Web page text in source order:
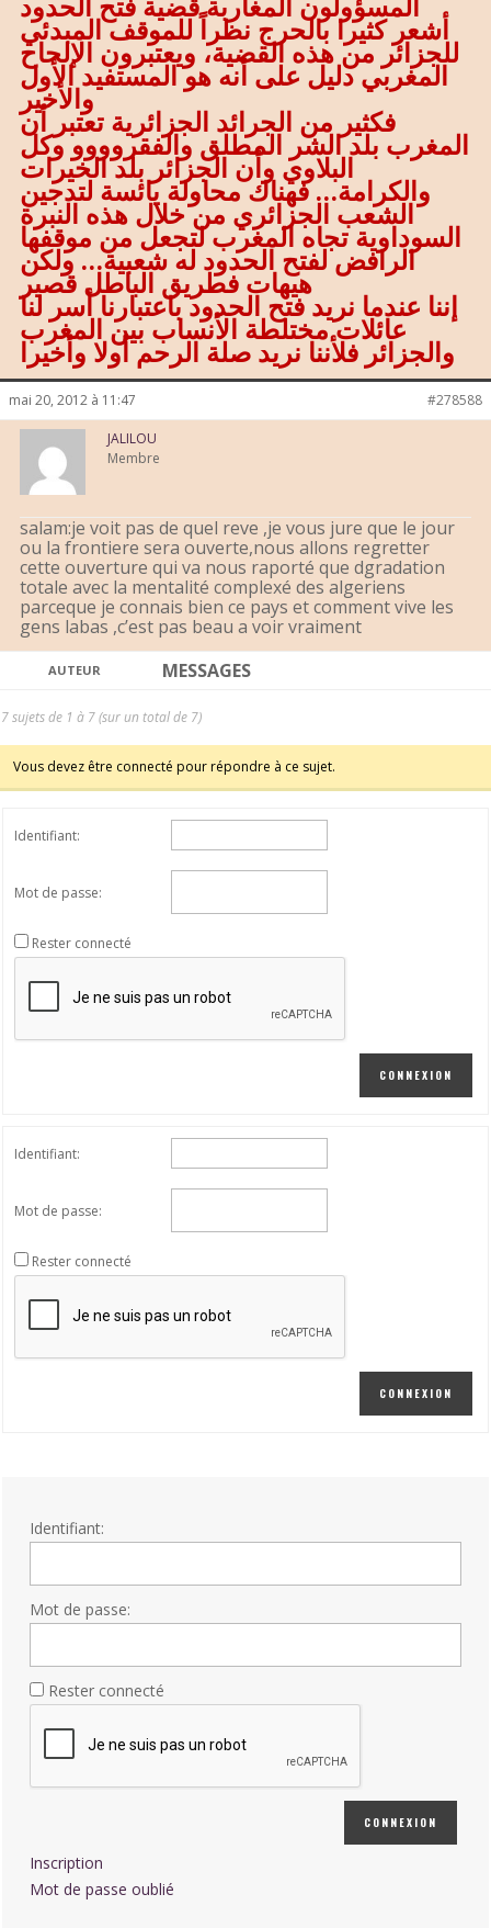
أشعر كثيرا بالحرج نظراً للموقف المبدئي
للجزائر من هذه القضية، ويعتبرون الإلحاح
المغربي دليل على أنه هو المستفيد الأول
والأخير
فكثير من الجرائد الجزائرية تعتبر أن
المغرب بلد الشر المطلق والفقروووو وكل
البلاوي وأن الجزائر بلد الخيرات
والكرامة… فهناك محاولة يائسة لتدجين
الشعب الجزائري من خلال هذه النبرة
السوداوية تجاه المغرب لتجعل من موقفها
الرافض لفتح الحدود له شعبية… ولكن
هيهات فطريق الباطل قصير
إننا عندما نريد فتح الحدود باعتبارنا أسر لنا
عائلات مختلطة الأنساب بين المغرب
والجزائر فلأننا نريد صلة الرحم أولا وأخيرا
mai 20, 2012 à 11:47 #278588
JALILOU
Membre
salam:je voit pas de quel reve ,je vous jure que le jour
ou la frontiere sera ouverte,nous allons regretter
cette ouverture qui va nous raporté que dgradation
totale avec la mentalité complexé des algeriens
parceque je connais bien ce pays et comment vive les
gens labas ,c’est pas beau a voir vraiment
AUTEUR MESSAGES
7 sujets de 1 à 7 (sur un total de 7)
Vous devez être connecté pour répondre à ce sujet.
Identifiant:
Mot de passe:
Rester connecté
CONNEXION
Identifiant:
Mot de passe:
Rester connecté
CONNEXION
Identifiant:
Mot de passe:
Rester connecté
CONNEXION
Inscription
Mot de passe oublié